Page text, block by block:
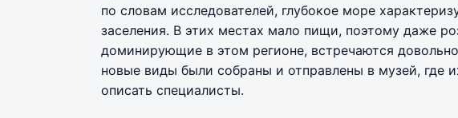
по словам исследователей, глубокое море
заселения. В этих местах мало пищи, поэтому даже
доминирующие в этом регионе, встречаются
новые виды были собраны и отправлены в музей, где
описать специалисты.